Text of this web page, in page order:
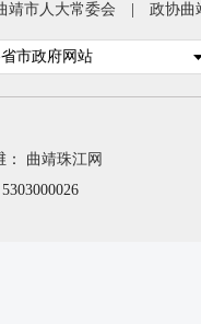
二
三
四
靖市人大常委会 政协曲
市政府网站
： 曲靖珠江网